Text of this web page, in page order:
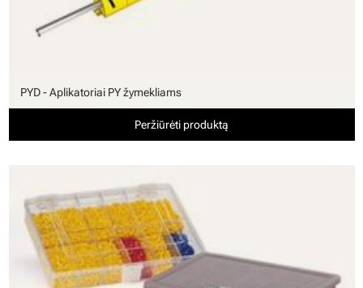
PYD - Aplikatoriai PY žymekliams
Peržiūrėti produktą